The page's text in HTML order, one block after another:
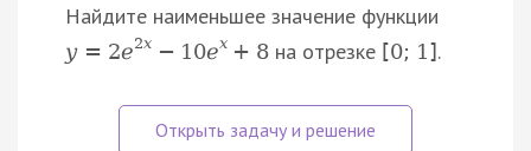
Найдите наименьшее значение функции
y = 2e2x − 10ex + 8на отрезке [0; 1 ].